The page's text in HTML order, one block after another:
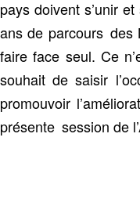
pays doivent s’unir
ans de parcours des
faire face seul. Ce
souhait de saisir
promouvoir
présente session de